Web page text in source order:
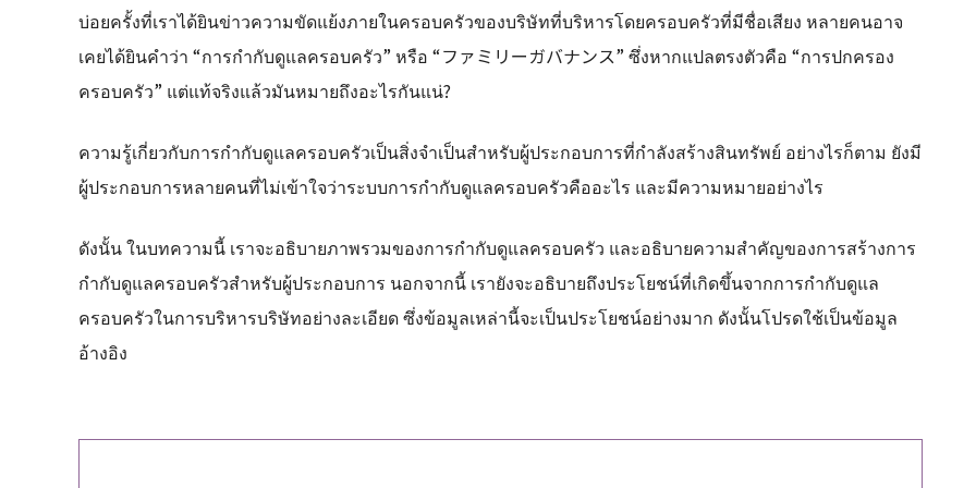
บ่อยครั้งที่เราได้ยินข่าวความขัดแย้งภายในครอบครัวของบริษัทที่บริหารโดยครอบครัวที่มีชื่อเสียง หลายคนอาจ
เคยได้ยินคำว่า “การกำกับดูแลครอบครัว” หรือ “ファミリーガバナンス” ซึ่งหากแปลตรงตัวคือ “การปกครอง
ครอบครัว” แต่แท้จริงแล้วมันหมายถึงอะไรกันแน่?
ความรู้เกี่ยวกับการกำกับดูแลครอบครัวเป็นสิ่งจำเป็นสำหรับผู้ประกอบการที่กำลังสร้างสินทรัพย์ อย่างไรก็ตาม ยังมี
ผู้ประกอบการหลายคนที่ไม่เข้าใจว่าระบบการกำกับดูแลครอบครัวคืออะไร และมีความหมายอย่างไร
ดังนั้น ในบทความนี้ เราจะอธิบายภาพรวมของการกำกับดูแลครอบครัว และอธิบายความสำคัญของการสร้างการ
กำกับดูแลครอบครัวสำหรับผู้ประกอบการ นอกจากนี้ เรายังจะอธิบายถึงประโยชน์ที่เกิดขึ้นจากการกำกับดูแล
ครอบครัวในการบริหารบริษัทอย่างละเอียด ซึ่งข้อมูลเหล่านี้จะเป็นประโยชน์อย่างมาก ดังนั้นโปรดใช้เป็นข้อมูล
อ้างอิง